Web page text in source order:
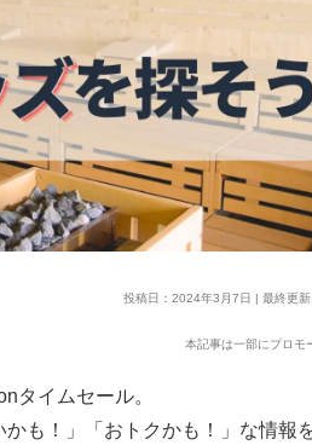
投稿日：2024年3月7日 | 最終更
本記事は一部にプロモ
タイムセール。
も！」「おトクかも！」な情報